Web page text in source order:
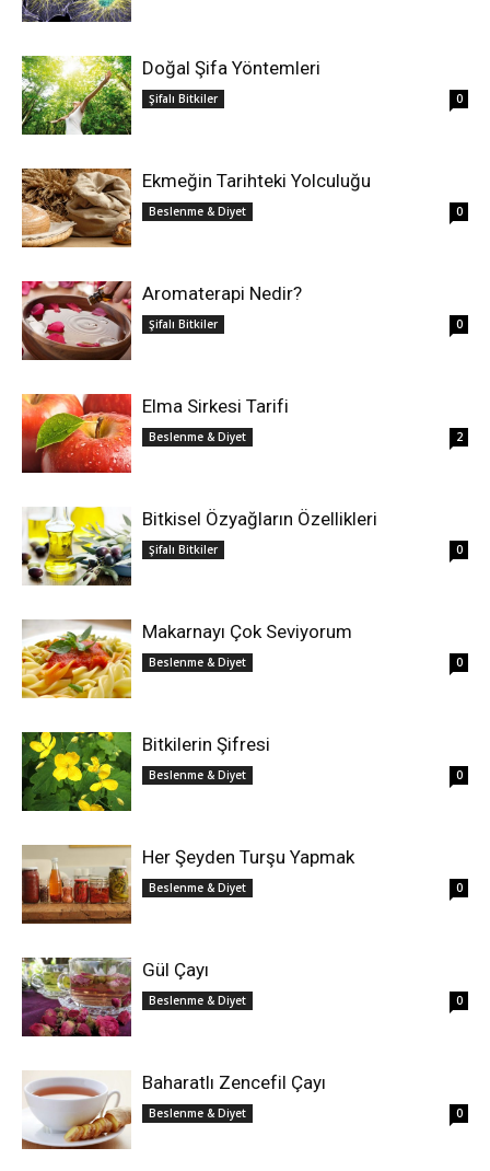
Doğal Şifa Yöntemleri
Şifalı Bitkiler 0
Ekmeğin Tarihteki Yolculuğu
Beslenme & Diyet 0
Aromaterapi Nedir?
Şifalı Bitkiler 0
Elma Sirkesi Tarifi
Beslenme & Diyet 2
Bitkisel Özyağların Özellikleri
Şifalı Bitkiler 0
Makarnayı Çok Seviyorum
Beslenme & Diyet 0
Bitkilerin Şifresi
Beslenme & Diyet 0
Her Şeyden Turşu Yapmak
Beslenme & Diyet 0
Gül Çayı
Beslenme & Diyet 0
Baharatlı Zencefil Çayı
Beslenme & Diyet 0